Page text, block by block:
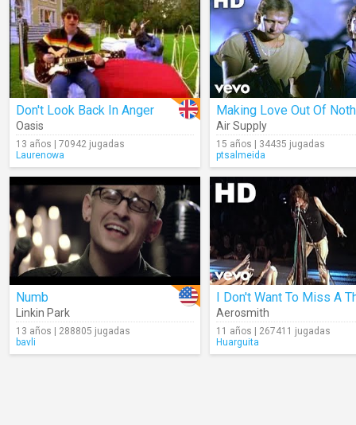
Don't Look Back In Anger
Oasis
13 años | 70942 jugadas
Laurenowa
Air Supply
15 años | 34435 jugadas
ptsalmeida
Numb
Linkin Park
13 años | 288805 jugadas
bavli
I Don't Want To Miss A
Aerosmith
11 años | 267411 jugadas
Huarguita